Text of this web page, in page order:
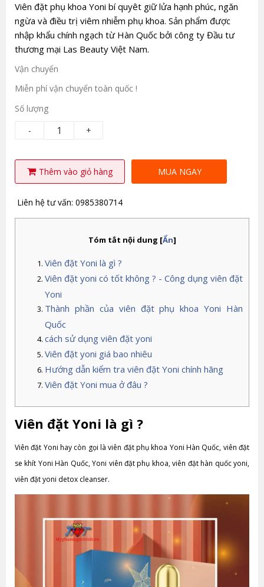
Viên đặt phụ khoa Yoni bí quyêt giữ lửa hạnh phúc, ngăn
ngừa và điều trị viêm nhiễm phụ khoa. Sản phẩm được
nhập khẩu chính ngạch từ Hàn Quốc bởi công ty Đầu tư
thương mại Las Beauty Việt Nam.
Vận chuyển
Miễn phí vận chuyển toàn quốc !
Số lượng
-
+
Thêm vào giỏ hàng MUA NGAY
Liên hệ tư vấn: 0985380714
Tóm tắt nội dung [Ẩn]
Viên đặt Yoni là gì ?
Viên đặt yoni có tốt không ? - Công dụng viên đặt
Yoni
Thành phần của viên đặt phụ khoa Yoni Hàn
Quốc
cách sử dụng viên đặt yoni
Viên đặt yoni giá bao nhiêu
Hướng dẫn kiểm tra viên đặt Yoni chính hãng
Viên đặt Yoni mua ở đâu ?
Viên đặt Yoni là gì ?
Viên đặt Yoni hay còn gọi là viên đặt phụ khoa Yoni Hàn Quốc, viên đặt
se khít Yoni Hàn Quốc, Yoni viên đặt phụ khoa, viên đặt hàn quốc yoni,
viên đặt yoni detox cleanser.